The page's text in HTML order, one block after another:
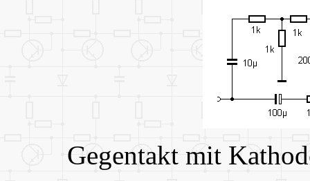
Gegentakt mit